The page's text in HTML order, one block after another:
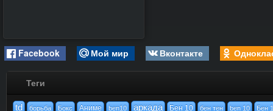
Facebook Мой мир Вконтакте
Теги
td борьба Бокс Аниме ben10 аркада Бен 10 бен тен ben 10 Бен